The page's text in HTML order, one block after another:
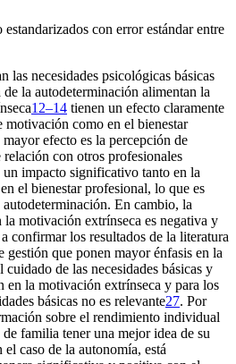
con error estándar entre
las necesidades psicológicas básicas
la autodeterminación alimentan la
12–14 tienen un efecto claramente
motivación como en el bienestar
efecto es la percepción de
con otros profesionales
un impacto significativo tanto en la
el bienestar profesional, lo que es
En cambio, la
la motivación extrínseca es negativa y
confirmar los resultados de la literatura
gestión que ponen mayor énfasis en la
de las necesidades básicas y
en la motivación extrínseca y para los
básicas no es relevante27. Por
sobre el rendimiento individual
familia tener una mejor idea de su
caso de la autonomía, está